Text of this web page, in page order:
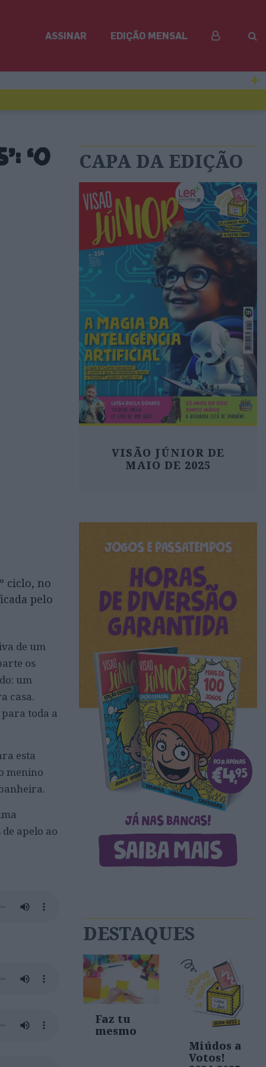
ASSINAR EDIÇÃO MENSAL
‘O
ciclo, no
pelo
de um
os
um
casa.
toda a
esta
menino
apelo ao
CAPA DA EDIÇÃO
VISÃO JÚNIOR DE
MAIO DE 2025
DESTAQUES
Faz tu
mesmo
Miúdos a
Votos!